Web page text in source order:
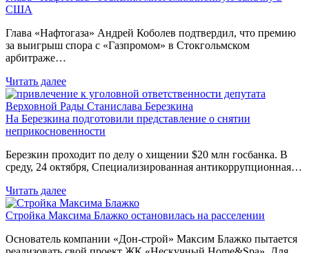
США
Глава «Нафтогаза» Андрей Коболев подтвердил, что премию
за выигрыш спора с «Газпромом» в Стокгольмском
арбитраже…
Читать далее
На Березкина подготовили представление о снятии
неприкосновенности
Березкин проходит по делу о хищении $20 млн госбанка. В
среду, 24 октября, Специализированная антикоррупционная…
Читать далее
Стройка Максима Блажко остановилась на расселении
Основатель компании «Дон-строй» Максим Блажко пытается